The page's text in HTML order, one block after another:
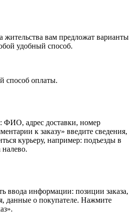
жительства вам предложат варианты
удобный способ.
способ оплаты.
ФИО, адрес доставки, номер
к заказу» введите сведения,
курьеру, например: подъезды в
налево.
ввода информации: позиции заказа,
данные о покупателе. Нажмите